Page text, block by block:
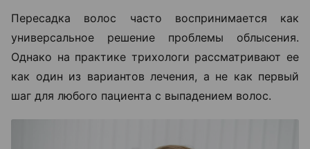
Пересадка волос часто воспринимается как
универсальное решение проблемы облысения.
Однако на практике трихологи рассматривают ее
как один из вариантов лечения, а не как первый
шаг для любого пациента с выпадением волос.